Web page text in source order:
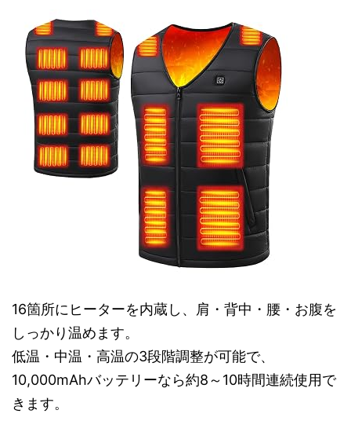
16箇所にヒーターを内蔵し、肩・背中・腰・お腹を
しっかり温めます。
低温・中温・高温の3段階調整が可能で、
10,000mAhバッテリーなら約8～10時間連続使用で
きます。